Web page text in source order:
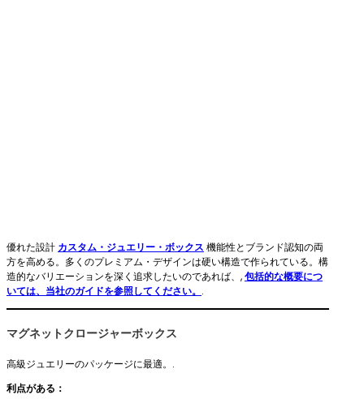
優れた設計 カスタム・ジュエリー・ボックス 機能性とブランド認知の両
方を高める。多くのプレミアム・デザインは硬い構造で作られている。構
造的なバリエーションを深く追求したいのであれば、,包括的な概要につ
いては、当社のガイドを参照してください。 .
マグネットクロージャーボックス
高級ジュエリーのパッケージに最適。.
利点がある：